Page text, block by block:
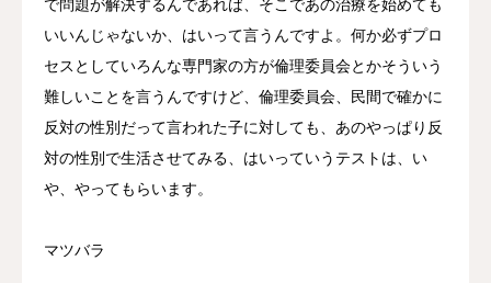
で問題が解決するんであれば、そこであの治療を始めても
いいんじゃないか、はいって言うんですよ。何か必ずプロ
セスとしていろんな専門家の方が倫理委員会とかそういう
難しいことを言うんですけど、倫理委員会、民間で確かに
反対の性別だって言われた子に対しても、あのやっぱり反
対の性別で生活させてみる、はいっていうテストは、い
や、やってもらいます。
マツバラ